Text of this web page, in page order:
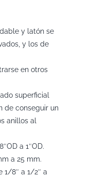
y latón se
y los de
en otros
superficial
de conseguir un
anillos al
a 1″OD.
a 25 mm.
1/8″ a 1/2″ a